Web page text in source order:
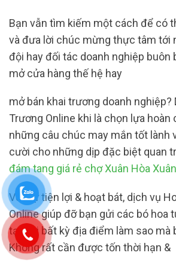
Bạn vẫn tìm kiếm một cách để có
và đưa lời chúc mừng thực tâm tới
đội hay đối tác doanh nghiệp buôn
mở cửa hàng thế hệ hay
mở bán khai trương doanh nghiệp?
Trương Online khi là chọn lựa
những câu chúc may mắn tốt lành
cười cho những dịp đặc biệt quan
đám tang giá rẻ chợ Xuân Hòa
Với sự tiện lợi & hoạt bát, dịch vụ
Online giúp đỡ bạn gửi các bó hoa
tạo tới bất kỳ địa điểm làm sao mà
Không rất cần được tốn thời hạn &